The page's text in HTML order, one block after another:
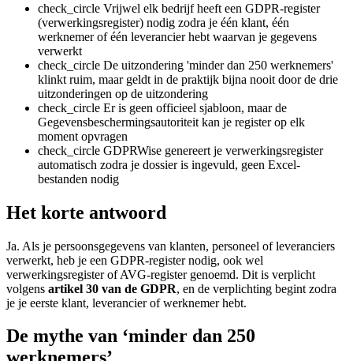
check_circle Vrijwel elk bedrijf heeft een GDPR-register
(verwerkingsregister) nodig zodra je één klant, één
werknemer of één leverancier hebt waarvan je gegevens
verwerkt
check_circle De uitzondering 'minder dan 250 werknemers'
klinkt ruim, maar geldt in de praktijk bijna nooit door de drie
uitzonderingen op de uitzondering
check_circle Er is geen officieel sjabloon, maar de
Gegevensbeschermingsautoriteit kan je register op elk
moment opvragen
check_circle GDPRWise genereert je verwerkingsregister
automatisch zodra je dossier is ingevuld, geen Excel-
bestanden nodig
Het korte antwoord
Ja. Als je persoonsgegevens van klanten, personeel of leveranciers
verwerkt, heb je een GDPR-register nodig, ook wel
verwerkingsregister of AVG-register genoemd. Dit is verplicht
volgens artikel 30 van de GDPR, en de verplichting begint zodra
je je eerste klant, leverancier of werknemer hebt.
De mythe van ‘minder dan 250